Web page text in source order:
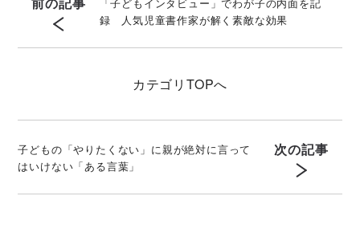
録 人気児童書作家が解く素敵な効果
カテゴリ TOPへ
子どもの「やりたくない」に親が絶対に言って
はいけない「ある言葉」
次の記事